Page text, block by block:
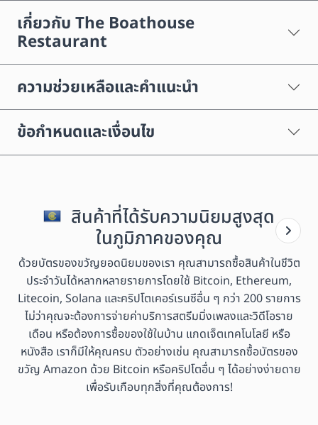
เกี่ยวกับ The Boathouse
Restaurant
ความช่วยเหลือและคำแนะนำ
ข้อกำหนดและเงื่อนไข
สินค้าที่ได้รับความนิยมสูงสุด
ในภูมิภาคของคุณ
ด้วยบัตรของขวัญยอดนิยมของเรา คุณสามารถซื้อสินค้าในชีวิต
ประจำวันได้หลากหลายรายการโดยใช้ Bitcoin, Ethereum,
Litecoin, Solana และคริปโตเคอร์เรนซีอื่น ๆ กว่า 200 รายการ
ไม่ว่าคุณจะต้องการจ่ายค่าบริการสตรีมมิ่งเพลงและวิดีโอราย
เดือน หรือต้องการซื้อของใช้ในบ้าน แกดเจ็ตเทคโนโลยี หรือ
หนังสือ เราก็มีให้คุณครบ ตัวอย่างเช่น คุณสามารถซื้อบัตรของ
ขวัญ Amazon ด้วย Bitcoin หรือคริปโตอื่น ๆ ได้อย่างง่ายดาย
เพื่อรับเกือบทุกสิ่งที่คุณต้องการ!